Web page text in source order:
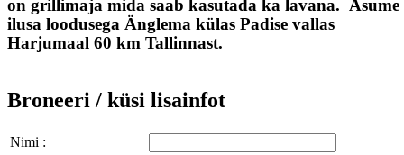
on grillimaja mida saab kasutada ka lavana. Asume
ilusa loodusega Änglema külas Padise vallas
Harjumaal 60 km Tallinnast.
Broneeri / küsi lisainfot
Nimi :